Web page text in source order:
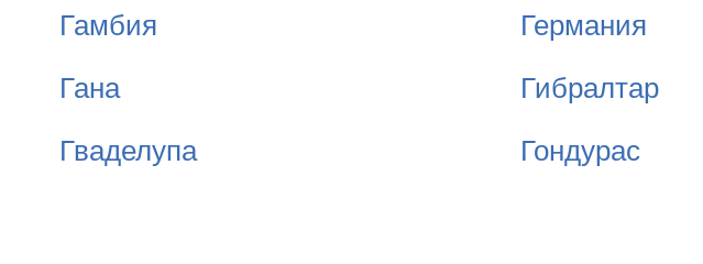
Гамбия
Гана
Гваделупа
Германия
Гибралтар
Гондурас